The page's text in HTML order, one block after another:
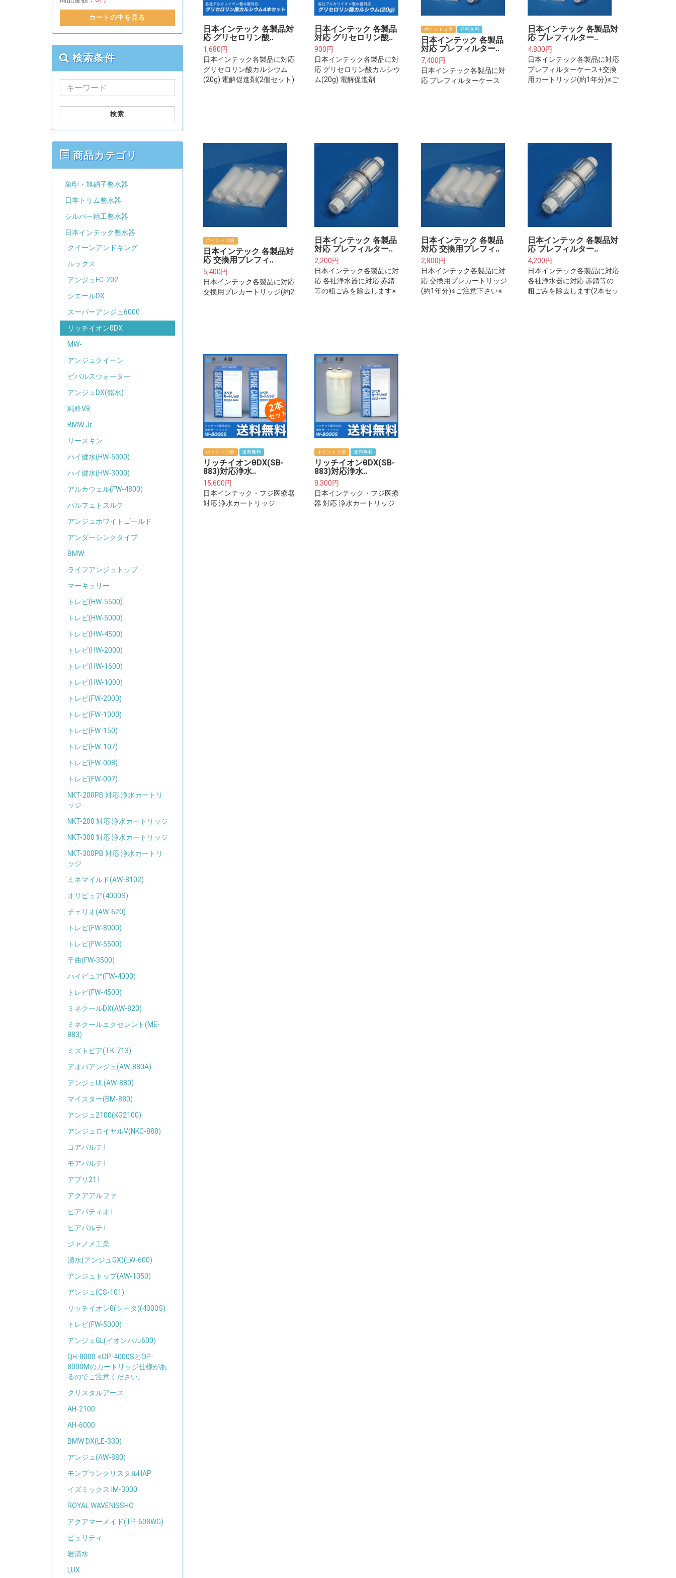
日本インテック 各製品対
応 グリセロリン酸..
1,680円
日本インテック各製品に対応
グリセロリン酸カルシウム
(20g) 電解促進剤(2個セット)
日本インテック 各製品
対応 グリセロリン酸..
900円
日本インテック各製品に対
応 グリセロリン酸カルシウ
ム(20g) 電解促進剤
ポイント２倍 送料無料
日本インテック 各製品
対応 プレフィルター..
7,400円
日本インテック各製品に対
応 プレフィルターケース
日本インテック 各製品対
応 プレフィルター..
4,800円
日本インテック各製品に対応
プレフィルターケース+交換
用カートリッジ(約1年分)※ご
ポイント２倍
日本インテック 各製品対
応 交換用プレフィ..
5,400円
日本インテック各製品に対応
交換用プレカートリッジ(約2
日本インテック 各製品
対応 プレフィルター..
2,200円
日本インテック各製品に対
応 各社浄水器に対応 赤錆
等の粗ごみを除去します※
日本インテック 各製品
対応 交換用プレフィ..
2,800円
日本インテック各製品に対
応 交換用プレカートリッジ
(約1年分)※ご注意下さい※
日本インテック 各製品対
応 プレフィルター..
4,200円
日本インテック各製品に対応
各社浄水器に対応 赤錆等の
粗ごみを除去します(2本セッ
ポイント２倍 送料無料
リッチイオンθDX(SB-
883)対応浄水..
15,600円
日本インテック・フジ医療器
対応 浄水カートリッジ
ポイント２倍 送料無料
リッチイオンθDX(SB-
883)対応浄水..
8,300円
日本インテック・フジ医療
器 対応 浄水カートリッジ
カートの中を見る
検索条件
検索
商品カテゴリ
象印・旭硝子整水器
日本トリム整水器
シルバー精工整水器
日本インテック整水器
クイーンアンドキング
ルックス
アンジュFC-202
シエールDX
スーパーアンジュ6000
リッチイオンθDX
MW-
アンジュクイーン
ビバルスウォーター
アンジュDX(銘水)
純粋V8
BMW Jr.
リースキン
ハイ健水(HW-5000)
ハイ健水(HW-3000)
アルカウェル(FW-4800)
パルフェトスルテ
アンジュホワイトゴールド
アンダーシンクタイプ
BMW:
ライフアンジュトップ
マーキュリー
トレビ(HW-5500)
トレビ(HW-5000)
トレビ(HW-4500)
トレビ(HW-2000)
トレビ(HW-1600)
トレビ(HW-1000)
トレビ(FW-2000)
トレビ(FW-1000)
トレビ(FW-150)
トレビ(FW-107)
トレビ(FW-008)
トレビ(FW-007)
NKT-200PB 対応 浄水カートリ
ッジ
NKT-200 対応 浄水カートリッジ
NKT-300 対応 浄水カートリッジ
NKT-300PB 対応 浄水カートリ
ッジ
ミネマイルド(AW-8102)
オリピュア(4000S)
チェリオ(AW-620)
トレビ(FW-8000)
トレビ(FW-5500)
千曲(FW-3500)
ハイピュア(FW-4000)
トレビ(FW-4500)
ミネクールDX(AW-820)
ミネクールエクセレント(ME-
883)
ミズトピア(TK-713)
アオバアンジュ(AW-880A)
アンジュUL(AW-880)
マイスター(BM-880)
アンジュ2100(KG2100)
アンジュロイヤルV(NKC-888)
コアパルテ I
モアパルテ I
アプリ21 I
アクアアルファ
ピアパティオ I
ピアパルテ I
ジャノメ工業
湧水(アンジュGX)(LW-600)
アンジュトップ(AW-1350)
アンジュ(CS-101)
リッチイオンθ(シータ)(4000S)
トレビ(FW-5000)
アンジュGL(イオンパル600)
QH-8000 ※OP-4000SとOP-
8000Mのカートリッジ仕様があ
るのでご注意ください。
クリスタルアース
AH-2100
AH-6000
BMW DX(LE-330)
アンジュ(AW-880)
モンブランクリスタルHAP
イズミックス IM-3000
ROYAL WAVENISSHO
アクアマーメイド(TP-608WG)
ピュリティ
岩清水
LUX